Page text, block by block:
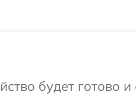
будет готово